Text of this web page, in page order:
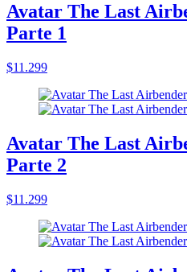
Avatar The Last
Parte 1
$11.299
Avatar The Last
Parte 2
$11.299